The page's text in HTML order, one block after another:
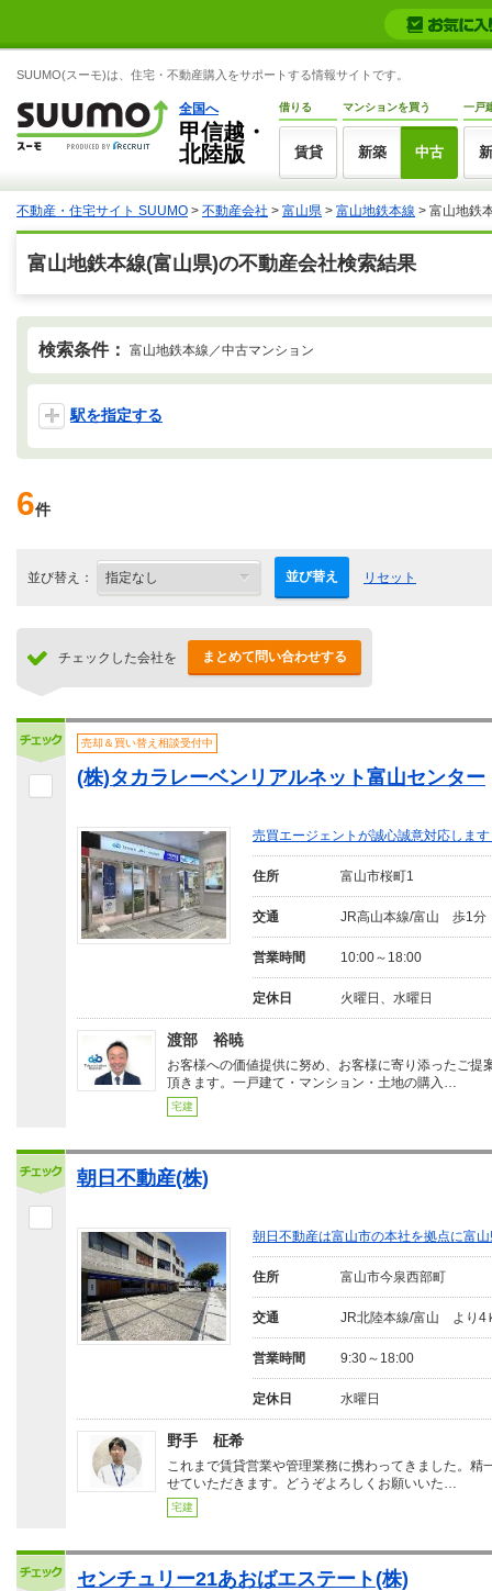
SUUMO(スーモ)は、住宅・不動産購入をサポートする情報サイトです。
全国へ
甲信越・
北陸版
借りる
賃貸
マンションを買う
新築 中古
一戸
不動産・住宅サイト SUUMO > 不動産会社 > 富山県 > 富山地鉄本線 > 富山地鉄
富山地鉄本線(富山県)の不動産会社検索結果
検索条件： 富山地鉄本線／中古マンション
駅を指定する
6件
並び替え： 並び替え リセット
チェックした会社を まとめて問い合わせする
売却＆買い替え相談受付中
(株)タカラレーベンリアルネット富山センター
売買エージェントが誠心誠意対応しま
住所 富山市桜町1
交通 JR高山本線/富山 歩1分
営業時間 10:00～18:00
定休日 火曜日、水曜日
渡部 裕暁
お客様への価値提供に努め、お客様に寄り添ったご提
頂きます。一戸建て・マンション・土地の購入…
宅建
朝日不動産(株)
朝日不動産は富山市の本社を拠点に富
住所 富山市今泉西部町
交通 JR北陸本線/富山 より4
営業時間 9:30～18:00
定休日 水曜日
野手 柾希
これまで賃貸営業や管理業務に携わってきました。精
せていただきます。どうぞよろしくお願いいた…
宅建
センチュリー21あおばエステート(株)